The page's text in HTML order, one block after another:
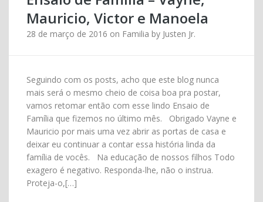
Mauricio, Victor e Manoela
28 de março de 2016 on Familia by Justen Jr.
Seguindo com os posts, acho que este blog nunca
mais será o mesmo cheio de coisa boa pra postar,
vamos retomar então com esse lindo Ensaio de
Família que fizemos no último mês. Obrigado Vayne e
Mauricio por mais uma vez abrir as portas de casa e
deixar eu continuar a contar essa história linda da
família de vocês. Na educação de nossos filhos Todo
exagero é negativo. Responda-lhe, não o instrua.
Proteja-o,[…]